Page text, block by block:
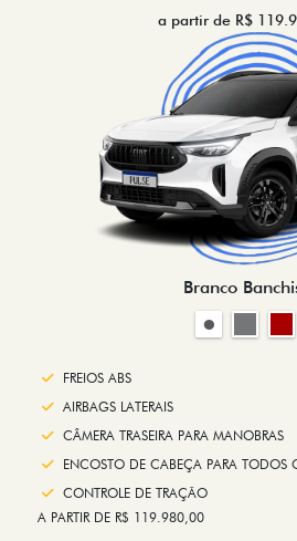
a partir de R$
Branco
FREIOS ABS
AIRBAGS LATERAIS
CÂMERA TRASEIRA PARA MANOBRAS
ENCOSTO DE CABEÇA PARA TODOS
CONTROLE DE TRAÇÃO
A PARTIR DE R$ 119.980,00